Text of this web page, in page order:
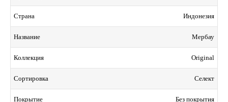
Страна Индонезия
Название Мербау
Коллекция Original
Сортировка Селект
Покрытие Без покрытия